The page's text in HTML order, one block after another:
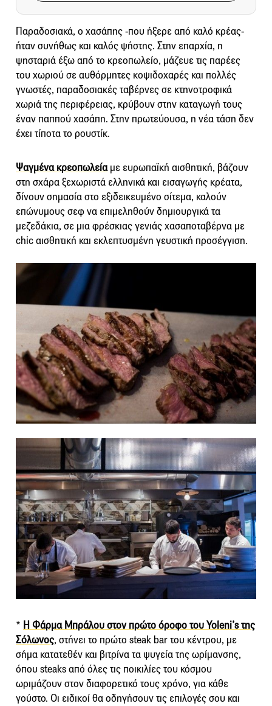
Παραδοσιακά, ο χασάπης -που ήξερε από καλό κρέας-
ήταν συνήθως και καλός ψήστης. Στην επαρχία, η
ψησταριά έξω από το κρεοπωλείο, μάζευε τις παρέες
του χωριού σε αυθόρμητες κοψιδοχαρές και πολλές
γνωστές, παραδοσιακές ταβέρνες σε κτηνοτροφικά
χωριά της περιφέρειας, κρύβουν στην καταγωγή τους
έναν παππού χασάπη. Στην πρωτεύουσα, η νέα τάση δεν
έχει τίποτα το ρουστίκ.
Ψαγμένα κρεοπωλείαμε ευρωπαϊκή αισθητική, βάζουν
στη σχάρα ξεχωριστά ελληνικά και εισαγωγής κρέατα,
δίνουν σημασία στο εξιδεικευμένο σίτεμα, καλούν
επώνυμους σεφ να επιμεληθούν δημιουργικά τα
μεζεδάκια, σε μια φρέσκιας γενιάς χασαποταβέρνα με
chic αισθητική και εκλεπτυσμένη γευστική προσέγγιση.
* Η Φάρμα Μπράλου στον πρώτο όροφο του Yoleni’s της
Σόλωνος, στήνει το πρώτο steak bar του κέντρου, με
σήμα κατατεθέν και βιτρίνα τα ψυγεία της ωρίμανσης,
όπου steaks από όλες τις ποικιλίες του κόσμου
ωριμάζουν στον διαφορετικό τους χρόνο, για κάθε
γούστο. Οι ειδικοί θα οδηγήσουν τις επιλογές σου και